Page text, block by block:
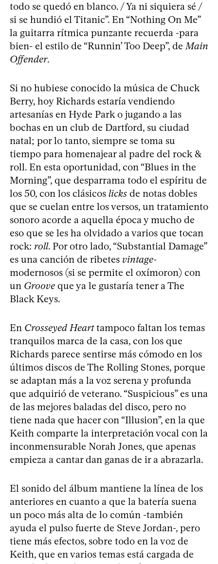
todo se quedó en blanco. / Ya ni siquiera sé /
si se hundió el Titanic”. En “Nothing On Me”
la guitarra rítmica punzante recuerda -para
bien- el estilo de “Runnin’ Too Deep”, deMain
Offender.
Si no hubiese conocido la música de Chuck
Berry, hoy Richards estaría vendiendo
artesanías en Hyde Park o jugando a las
bochas en un club de Dartford, su ciudad
natal; por lo tanto, siempre se toma su
tiempo para homenajear al padre del rock &
roll. En esta oportunidad, con “Blues in the
Morning”, que desparrama todo el espíritu de
los 50, con los clásicos licks de notas dobles
que se cuelan entre los versos, un tratamiento
sonoro acorde a aquella época y mucho de
eso que se les ha olvidado a varios que tocan
rock: roll. Por otro lado, “Substantial Damage”
es una canción de ribetes vintage-
modernosos (si se permite el oxímoron) con
un Groove que ya le gustaría tener a The
Black Keys.
En Crosseyed Hearttampoco faltan los temas
tranquilos marca de la casa, con los que
Richards parece sentirse más cómodo en los
últimos discos de The Rolling Stones, porque
se adaptan más a la voz serena y profunda
que adquirió de veterano. “Suspicious” es una
de las mejores baladas del disco, pero no
tiene nada que hacer con “Illusion”, en la que
Keith comparte la interpretación vocal con la
inconmensurable Norah Jones, que apenas
empieza a cantar dan ganas de ir a abrazarla.
El sonido del álbum mantiene la línea de los
anteriores en cuanto a que la batería suena
un poco más alta de lo común -también
ayuda el pulso fuerte de Steve Jordan-, pero
tiene más efectos, sobre todo en la voz de
Keith, que en varios temas está cargada de